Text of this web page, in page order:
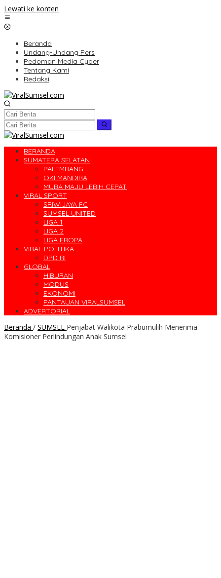
Lewati ke konten
Beranda
Undang-Undang Pers
Pedoman Media Cyber
Tentang Kami
Redaksi
BERANDA
SUMATERA SELATAN
PALEMBANG
OKI MANDIRA
MUBA MAJU LEBIH CEPAT
VIRAL SPORT
SRIWIJAYA FC
SUMSEL UNITED
LIGA 1
LIGA 2
LIGA EROPA
VIRAL POLITIKA
DPD RI
GLOBAL
HIBURAN
MODUS
EKONOMI
PANTAUAN VIRALSUMSEL
ADVERTORIAL
Beranda / SUMSEL Penjabat Walikota Prabumulih Menerima
Komisioner Perlindungan Anak Sumsel